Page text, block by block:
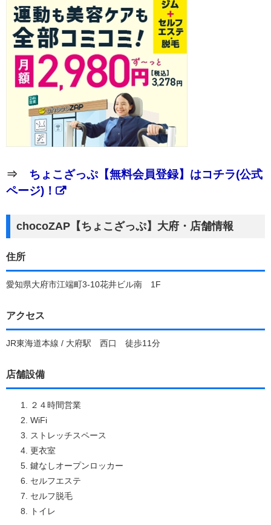
⇒ ちょこざっぷ【無料会員登録】はコチラ(公式
ページ)！
chocoZAP【ちょこざっぷ】大府・店舗情報
住所
愛知県大府市江端町3-10花井ビル南 1F
アクセス
JR東海道本線 / 大府駅 西口 徒歩11分
店舗設備
２４時間営業
WiFi
ストレッチスペース
更衣室
鍵なしオープンロッカー
セルフエステ
セルフ脱毛
トイレ